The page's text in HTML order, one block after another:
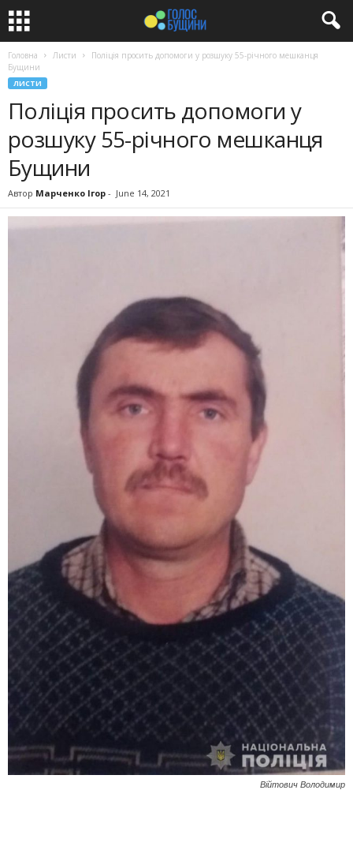
Головна Листи
Поліція просить допомоги у розшуку 55-річного мешканця
Бущини
ЛИСТИ
Поліція просить допомоги у
розшуку 55-річного мешканця
Бущини
Автор Марченко Ігор - June 14, 2021
Війтович Володимир